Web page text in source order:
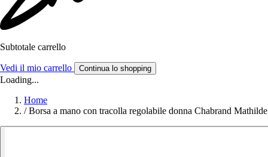
Subtotale carrello
Vedi il mio carrello Continua lo shopping
Loading...
Home
/ Borsa a mano con tracolla regolabile donna Chabrand Mathilde